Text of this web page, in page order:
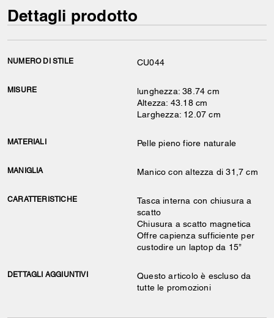
Dettagli prodotto
NUMERO DI STILE CU044
MISURE
lunghezza: 38.74 cm
Altezza: 43.18 cm
Larghezza: 12.07 cm
MATERIALI Pelle pieno fiore naturale
MANIGLIA Manico con altezza di 31,7 cm
CARATTERISTICHE
Tasca interna con chiusura a
scatto
Chiusura a scatto magnetica
Offre capienza sufficiente per
custodire un laptop da 15’’
DETTAGLI AGGIUNTIVI
Questo articolo è escluso da
tutte le promozioni